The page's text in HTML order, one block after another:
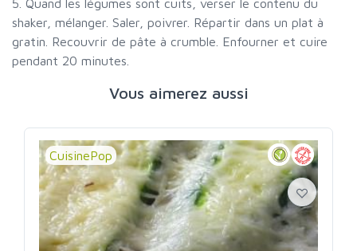
5. Quand les légumes sont cuits, verser le contenu du
shaker, mélanger. Saler, poivrer. Répartir dans un plat à
gratin. Recouvrir de pâte à crumble. Enfourner et cuire
pendant 20 minutes.
Vous aimerez aussi
CuisinePop